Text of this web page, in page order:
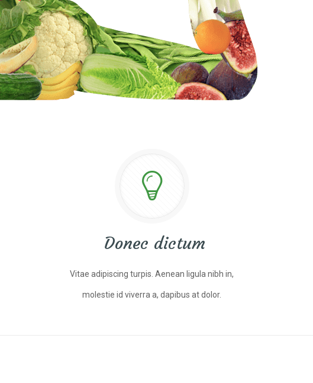
Donec dictum
Vitae adipiscing turpis. Aenean ligula nibh in,
molestie id viverra a, dapibus at dolor.